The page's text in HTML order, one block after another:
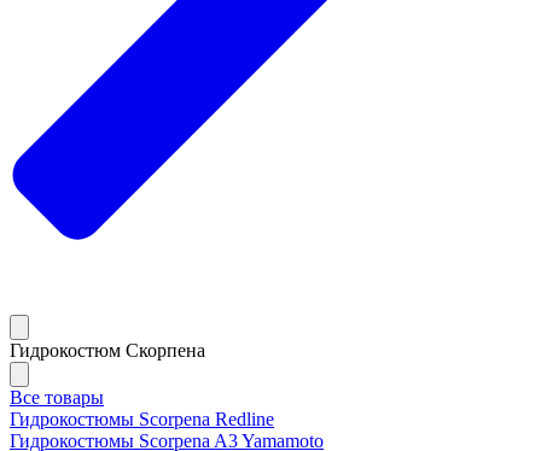
Гидрокостюм Скорпена
Все товары
Гидрокостюмы Scorpena Redline
Гидрокостюмы Scorpena A3 Yamamoto